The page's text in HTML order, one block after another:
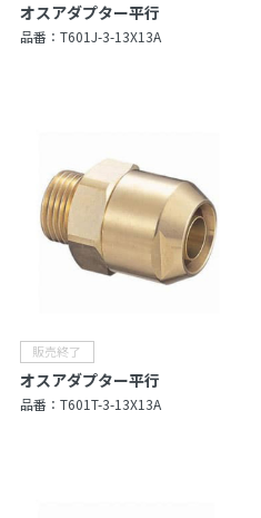
オスアダプター平行
品番： T601J-3-13X13A
オスアダプター平行
品番： T601T-3-13X13A